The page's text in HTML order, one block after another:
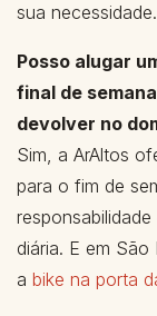
sua necessidade.
Posso alugar
final de
devolver no
Sim, a ArAltos
para o fim de
diária. E em
a bike na porta